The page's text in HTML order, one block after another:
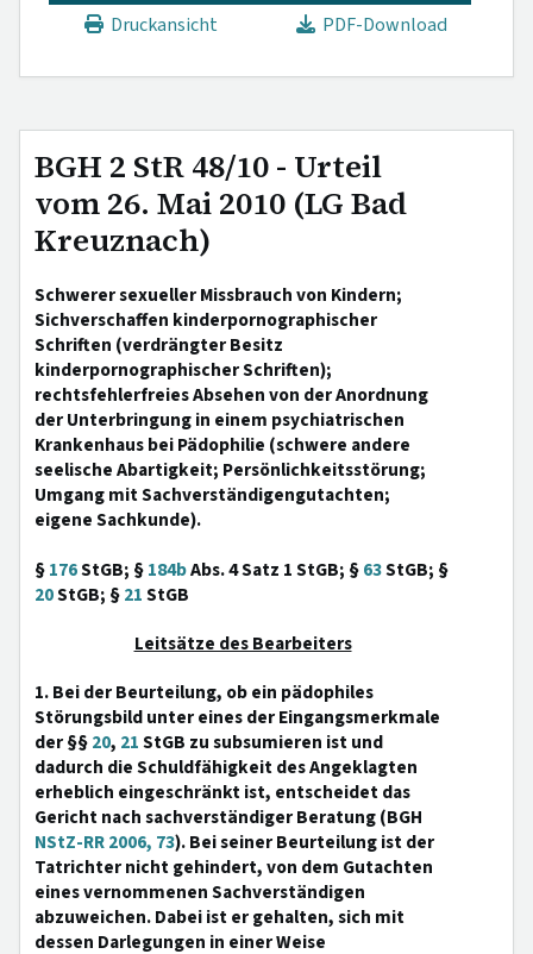
Druckansicht
PDF-Download
BGH 2 StR 48/10 - Urteil
vom 26. Mai 2010 (LG Bad
Kreuznach)
Schwerer sexueller Missbrauch von Kindern;
Sichverschaffen kinderpornographischer
Schriften (verdrängter Besitz
kinderpornographischer Schriften);
rechtsfehlerfreies Absehen von der Anordnung
der Unterbringung in einem psychiatrischen
Krankenhaus bei Pädophilie (schwere andere
seelische Abartigkeit; Persönlichkeitsstörung;
Umgang mit Sachverständigengutachten;
eigene Sachkunde).
§176StGB; §184bAbs. 4 Satz 1 StGB; §63StGB; §
20StGB; §21StGB
Leitsätze des Bearbeiters
1. Bei der Beurteilung, ob ein pädophiles
Störungsbild unter eines der Eingangsmerkmale
der §§20, 21StGB zu subsumieren ist und
dadurch die Schuldfähigkeit des Angeklagten
erheblich eingeschränkt ist, entscheidet das
Gericht nach sachverständiger Beratung (BGH
NStZ-RR 2006, 73). Bei seiner Beurteilung ist der
Tatrichter nicht gehindert, von dem Gutachten
eines vernommenen Sachverständigen
abzuweichen. Dabei ist er gehalten, sich mit
dessen Darlegungen in einer Weise